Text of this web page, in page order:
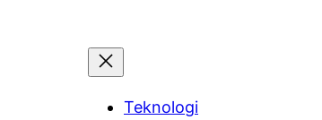
Teknologi